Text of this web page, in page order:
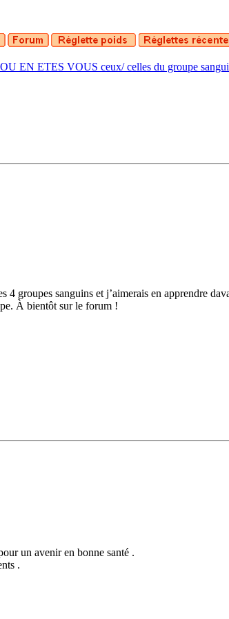
OU EN ETES VOUS ceux/ celles du groupe
groupes sanguins et j’aimerais en apprendre
À bientôt sur le forum !
un avenir en bonne santé .
.